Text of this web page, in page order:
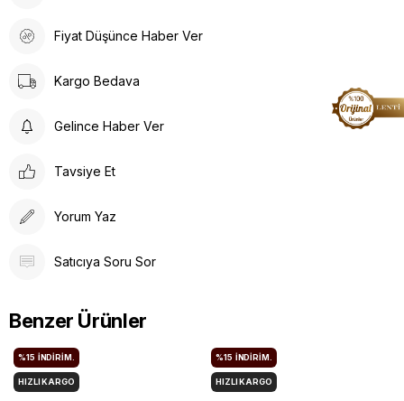
Fiyat Düşünce Haber Ver
Kargo Bedava
Gelince Haber Ver
Tavsiye Et
Yorum Yaz
Satıcıya Soru Sor
Benzer Ürünler
%15 İNDIRIM.
HIZLI KARGO
%15 İNDIRIM.
HIZLI KARGO